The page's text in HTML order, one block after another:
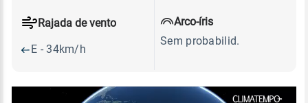
Rajada de vento
E - 34km/h
Arco-íris
Sem probabilid.